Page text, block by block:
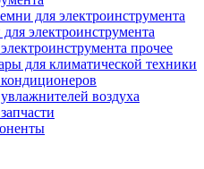
для электроинструмента
электроинструмента
прочее
для климатической техники
воздуха